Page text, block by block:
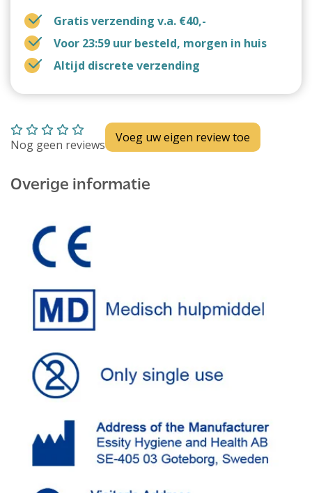
Gratis verzending v.a. €40,-
Voor 23:59 uur besteld, morgen in huis
Altijd discrete verzending
Nog geen reviews Voeg uw eigen review toe
Overige informatie